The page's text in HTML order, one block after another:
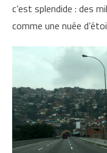
c’est splendide : des
comme une nuée